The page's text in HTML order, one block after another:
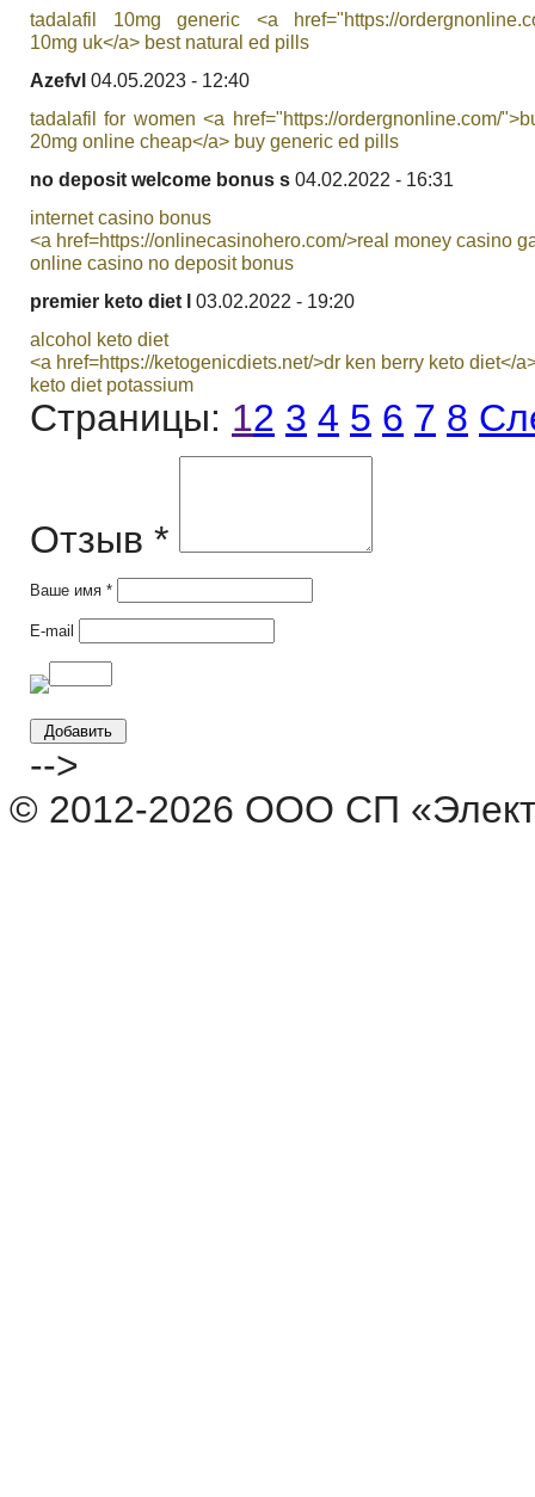
tadalafil 10mg generic <a href="https://
10mg uk</a> best natural ed pills
Azefvl 04.05.2023 - 12:40
tadalafil for women <a href="https://ordergnonline.com/
20mg online cheap</a> buy generic ed pills
no deposit welcome bonus s 04.02.2022 - 16:31
internet casino bonus
<a href=https://onlinecasinohero.com/>real money casino
online casino no deposit bonus
premier keto diet l
03.02.2022 - 19:20
alcohol keto diet
<a href=https://ketogenicdiets.net/>dr ken berry keto diet</
keto diet potassium
Страницы: 12 3 4 5 6 7 8
Отзыв *
Ваше имя *
E-mail
-->
© 2012-2026 ООО СП